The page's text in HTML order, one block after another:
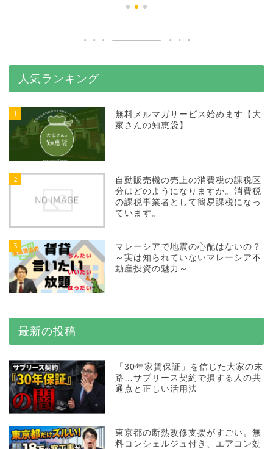
人気ランキング
1
無料メルマガサービス始めます【大
家さんの知恵袋】
2
自動販売機の売上の消費税の課税区
分はどのようになりますか。消費税
の課税事業者として簡易課税になっ
ています。
3
マレーシアで地震の心配はないの？
～実は知られていないマレーシア不
動産投資の魅力～
最新の投稿
「30年家賃保証」を信じた大家の末
路…サブリース契約で損する人の共
通点と正しい活用法
東京都の断熱改修支援がすごい。無
料コンシェルジュ付き、エアコン効